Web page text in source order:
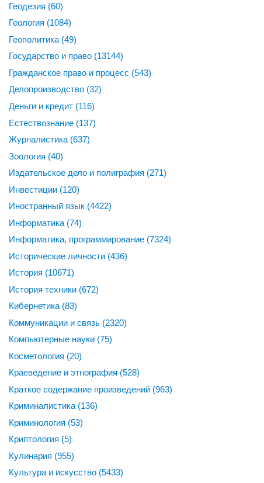
Геодезия (60)
Геология (1084)
Геополитика (49)
Государство и право (13144)
Гражданское право и процесс (543)
Делопроизводство (32)
Деньги и кредит (116)
Естествознание (137)
Журналистика (637)
Зоология (40)
Издательское дело и полиграфия (271)
Инвестиции (120)
Иностранный язык (4422)
Информатика (74)
Информатика, программирование (7324)
Исторические личности (436)
История (10671)
История техники (672)
Кибернетика (83)
Коммуникации и связь (2320)
Компьютерные науки (75)
Косметология (20)
Краеведение и этнография (528)
Краткое содержание произведений (963)
Криминалистика (136)
Криминология (53)
Криптология (5)
Кулинария (955)
Культура и искусство (5433)